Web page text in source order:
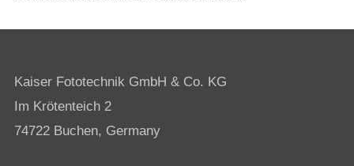
Kaiser Fototechnik GmbH & Co. KG
Im Krötenteich 2
74722 Buchen, Germany